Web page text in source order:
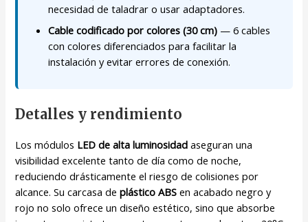
necesidad de taladrar o usar adaptadores.
Cable codificado por colores (30 cm) — 6 cables
con colores diferenciados para facilitar la
instalación y evitar errores de conexión.
Detalles y rendimiento
Los módulos LED de alta luminosidad aseguran una
visibilidad excelente tanto de día como de noche,
reduciendo drásticamente el riesgo de colisiones por
alcance. Su carcasa deplástico ABS en acabado negro y
rojo no solo ofrece un diseño estético, sino que absorbe